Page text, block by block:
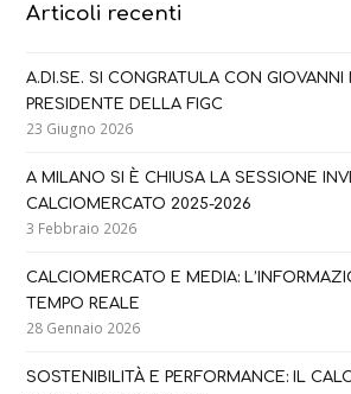
Articoli recenti
A.DI.SE. SI CONGRATULA CON
PRESIDENTE DELLA FIGC
23 Giugno 2026
A MILANO SI È CHIUSA LA SESSIONE
CALCIOMERCATO 2025-2026
3 Febbraio 2026
CALCIOMERCATO E MEDIA:
TEMPO REALE
28 Gennaio 2026
SOSTENIBILITÀ E PERFORMANCE: IL